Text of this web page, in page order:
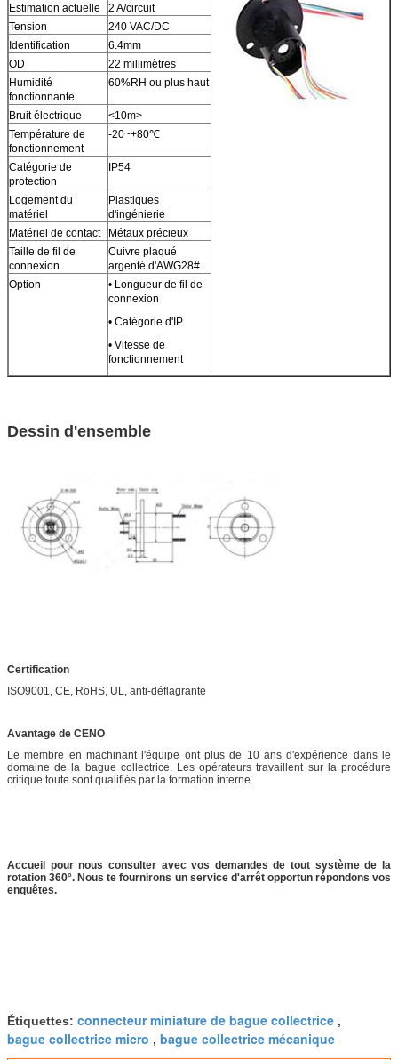
Estimation actuelle
2 A/circuit
Tension
240 VAC/DC
Identification
6.4mm
OD
22 millimètres
Humidité
fonctionnante
60%RH ou plus haut
Bruit électrique
<10m>
Température de
fonctionnement
-20~+80℃
Catégorie de
protection
IP54
Logement du
matériel
Plastiques
d'ingénierie
Matériel de contact
Métaux précieux
Taille de fil de
connexion
Cuivre plaqué
argenté d'AWG28#
Option
• Longueur de fil de
connexion
• Catégorie d'IP
• Vitesse de
fonctionnement
Dessin d'ensemble
Certification
ISO9001, CE, RoHS, UL, anti-déflagrante
Avantage de CENO
Le membre en machinant l'équipe ont plus de 10 ans d'expérience dans le
domaine de la bague collectrice. Les opérateurs travaillent sur la procédure
critique toute sont qualifiés par la formation interne.
Accueil pour nous consulter avec vos demandes de tout système de la
rotation 360°. Nous te fournirons un service d'arrêt opportun répondons vos
enquêtes.
Étiquettes: connecteur miniature de bague collectrice ,
bague collectrice micro , bague collectrice mécanique